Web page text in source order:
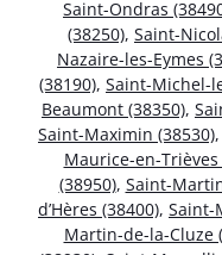
Saint-Ondras
(38250), Saint-
Nazaire-les-Eymes
(38190), Saint-Michel-
Beaumont (38350),
Saint-Maximin (38530),
Maurice-en-Trièves
(38950), Saint-
d’Hères (38400), Saint-
Martin-de-la-Cluze